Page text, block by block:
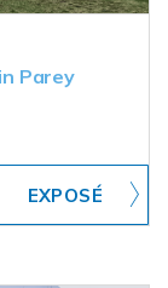
Parey